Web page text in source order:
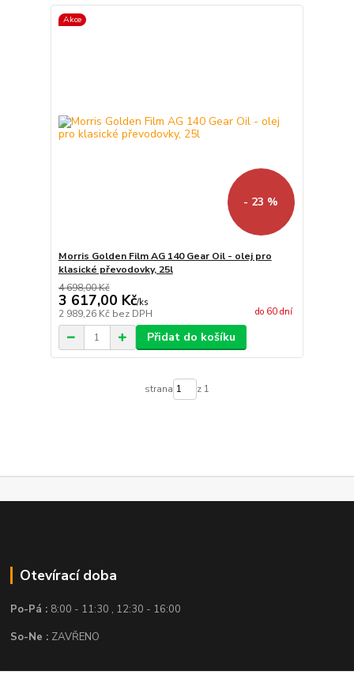
Akce
- 23 %
Morris Golden Film AG 140 Gear Oil - olej pro
klasické převodovky, 25l
4 698,00 Kč
3 617,00 Kč/ks
2 989,26 Kč bez DPH do 60 dní
Přidat do košíku
strana z 1
Otevírací doba
Po-Pá : 8:00 - 11:30 , 12:30 - 16:00
So-Ne : ZAVŘENO